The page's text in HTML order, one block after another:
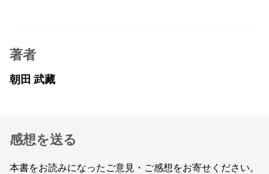
著者
朝田 武藏
感想を送る
本書をお読みになったご意見・ご感想をお寄せください。